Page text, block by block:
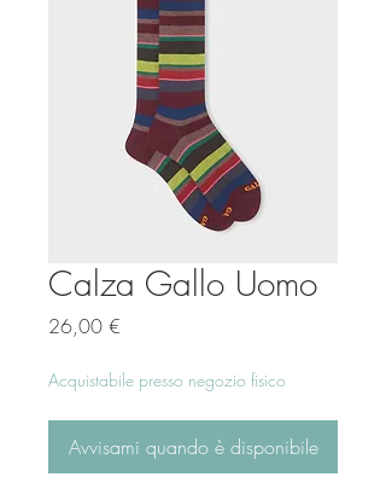
Calza Gallo Uomo
26,00 €
Acquistabile presso negozio fisico
Avvisami quando è disponibile